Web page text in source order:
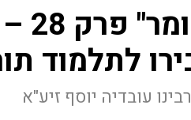
לתלמוד
עובדיה יוסף זיע"א